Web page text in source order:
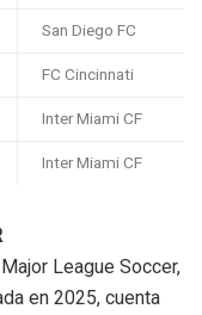
San Diego FC
FC Cincinnati
Inter Miami CF
Inter Miami CF
League Soccer,
en 2025, cuenta